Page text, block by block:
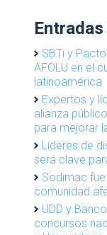
SBTi y
AFOLU en el
latinoamérica
Expertos y
alianza
para mejorar
Líderes de
será clave
Sodimac
comunidad
UDD y
concursos